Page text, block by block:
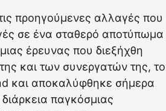
προηγούμενες αλλαγές που
σε ένα σταθερό αποτύπωμα
έρευνας που διεξήχθη
και των συνεργατών της, το
και αποκαλύφθηκε σήμερα
παγκόσμιας